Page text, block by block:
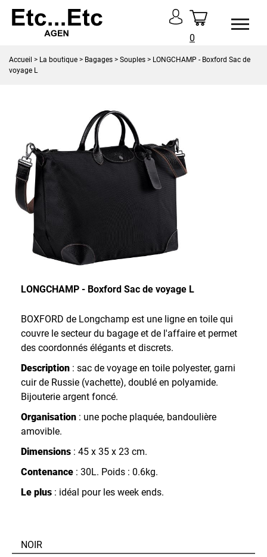
0
Accueil > La boutique > Bagages > Souples > LONGCHAMP - Boxford Sac de
voyage L
LONGCHAMP - Boxford Sac de voyage L
BOXFORD de Longchamp est une ligne en toile qui
couvre le secteur du bagage et de l'affaire et permet
des coordonnés élégants et discrets.
Description : sac de voyage en toile polyester, garni
cuir de Russie (vachette), doublé en polyamide.
Bijouterie argent foncé.
Organisation : une poche plaquée, bandoulière
amovible.
Dimensions : 45 x 35 x 23 cm.
Contenance : 30L. Poids : 0.6kg.
Le plus : idéal pour les week ends.
NOIR